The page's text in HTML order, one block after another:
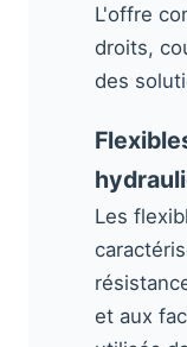
L'offre
droits,
des
Les
et aux